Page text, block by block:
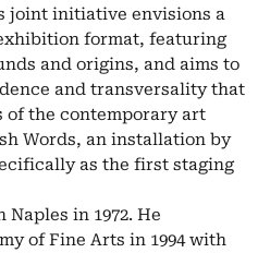
joint initiative envisions a
format, featuring
and origins, and aims to
and transversality that
of the contemporary art
Words, an installation by
as the first staging
in 1972. He
of Fine Arts in 1994 with